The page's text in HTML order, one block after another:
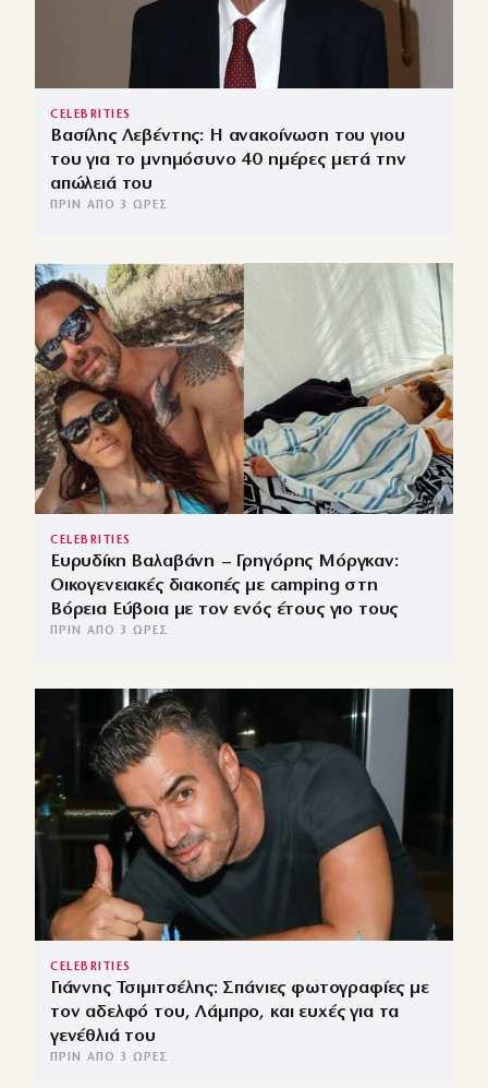
CELEBRITIES
Βασίλης Λεβέντης: Η ανακοίνωση του γιου
του για το μνημόσυνο 40 ημέρες μετά την
απώλειά του
ΠΡΙΝ ΑΠΌ 3 ΏΡΕΣ
CELEBRITIES
Ευρυδίκη Βαλαβάνη – Γρηγόρης Μόργκαν:
Οικογενειακές διακοπές με camping στη
Βόρεια Εύβοια με τον ενός έτους γιο τους
ΠΡΙΝ ΑΠΌ 3 ΏΡΕΣ
CELEBRITIES
Γιάννης Τσιμιτσέλης: Σπάνιες φωτογραφίες με
τον αδελφό του, Λάμπρο, και ευχές για τα
γενέθλιά του
ΠΡΙΝ ΑΠΌ 3 ΏΡΕΣ